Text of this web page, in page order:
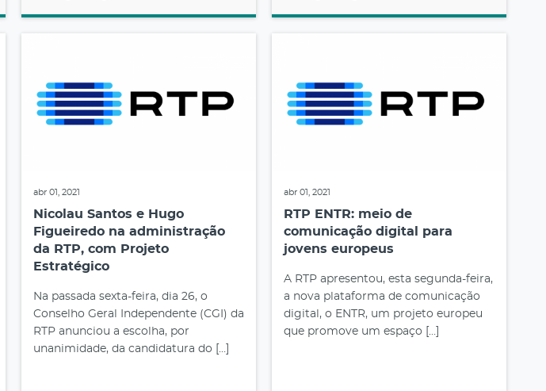
abr 01, 2021
Nicolau Santos e Hugo
Figueiredo na administração
da RTP, com Projeto
Estratégico
Na passada sexta-feira, dia 26, o
Conselho Geral Independente (CGI) da
RTP anunciou a escolha, por
unanimidade, da candidatura do […]
abr 01, 2021
RTP ENTR: meio de
comunicação digital para
jovens europeus
A RTP apresentou, esta segunda-feira,
a nova plataforma de comunicação
digital, o ENTR, um projeto europeu
que promove um espaço […]